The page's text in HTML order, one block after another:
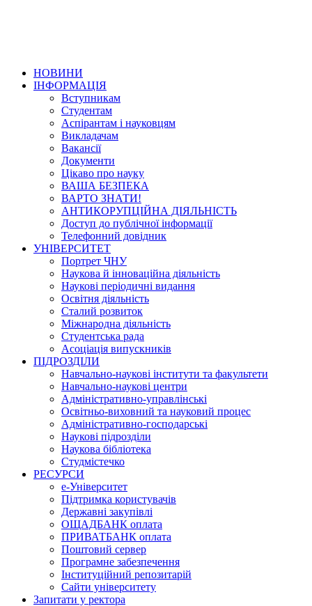
НОВИНИ
ІНФОРМАЦІЯ
Вступникам
Студентам
Аспірантам і науковцям
Викладачам
Вакансії
Документи
Цікаво про науку
ВАША БЕЗПЕКА
ВАРТО ЗНАТИ!
АНТИКОРУПЦІЙНА ДІЯЛЬНІСТЬ
Доступ до публічної інформації
Телефонний довідник
УНІВЕРСИТЕТ
Портрет ЧНУ
Наукова й інноваційна діяльність
Наукові періодичні видання
Освітня діяльність
Сталий розвиток
Міжнародна діяльність
Студентська рада
Асоціація випускників
ПІДРОЗДІЛИ
Навчально-наукові інститути та факультети
Навчально-наукові центри
Адміністративно-управлінські
Освітньо-виховний та науковий процес
Адміністративно-господарські
Наукові підрозділи
Наукова бібліотека
Студмістечко
РЕСУРСИ
е-Університет
Підтримка користувачів
Державні закупівлі
ОЩАДБАНК оплата
ПРИВАТБАНК оплата
Поштовий сервер
Програмне забезпечення
Інституційний репозитарій
Сайти університету
Запитати у ректора